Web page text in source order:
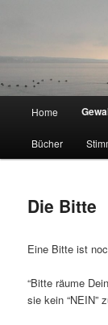
Home
Bücher
Die Bitte
Eine Bitte ist
“Bitte räume
sie kein “NEIN”